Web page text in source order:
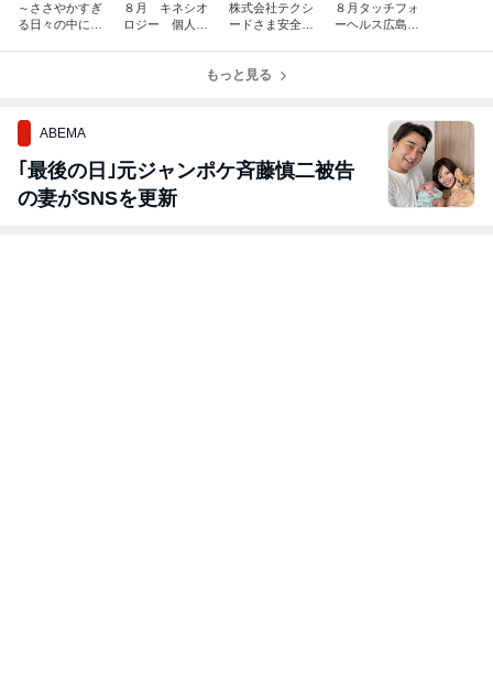
～ささやかすぎ
る日々の中にか
８月 キネシオ
ロジー 個人セ
株式会社テクシ
ードさま安全大
をお伝えしまし
８月タッチフォ
ーヘルス広島開
もっと見る
ABEMA
｢最後の日｣元ジャンポケ斉藤慎二被告
の妻がSNSを更新